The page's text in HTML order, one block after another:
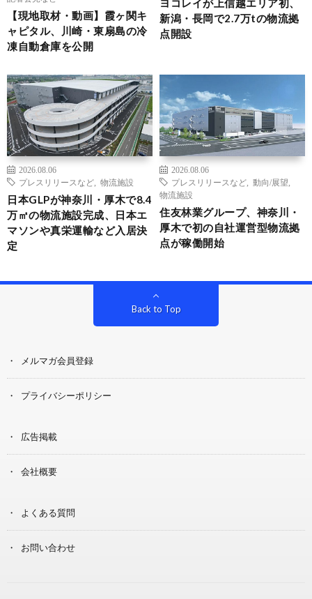
【現地取材・動画】霞ヶ関キ
ャピタル、川崎・東扇島の冷
凍自動倉庫を公開
ヨコレイが上信越エリア初、
新潟・長岡で2.7万tの物流拠
点開設
2026.08.06
プレスリリースなど
物流施設
日本GLPが神奈川・厚木で8.4
万㎡の物流施設完成、日本エ
マソンや真栄運輸など入居決
定
2026.08.06
プレスリリースなど
動向/展望
物流施設
住友林業グループ、神奈川・
厚木で初の自社運営型物流拠
点が稼働開始
Back to Top
メルマガ会員登録
プライバシーポリシー
広告掲載
会社概要
よくある質問
お問い合わせ